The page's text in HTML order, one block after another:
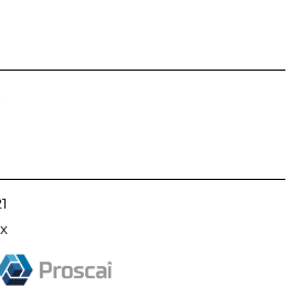
Nuevo Fénix